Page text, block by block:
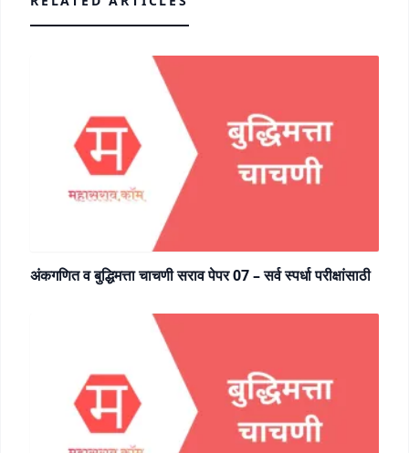
अंकगणित व बुद्धिमत्ता चाचणी सराव पेपर 07 – सर्व स्पर्धा परीक्षांसाठी